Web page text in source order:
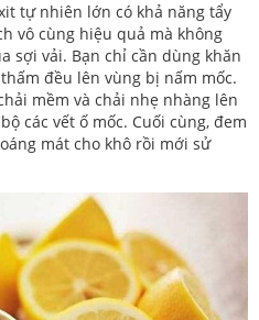
tự nhiên lớn có khả năng tẩy
vô cùng hiệu quả mà không
sợi vải. Bạn chỉ cần dùng khăn
đều lên vùng bị nấm mốc.
mềm và chải nhẹ nhàng lên
các vết ố mốc. Cuối cùng, đem
mát cho khô rồi mới sử